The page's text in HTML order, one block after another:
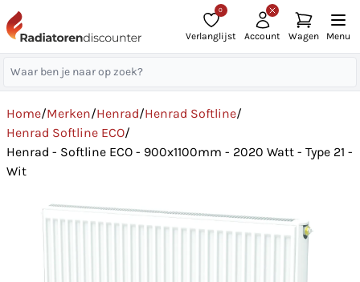
0
Verlanglijst Account Wagen Menu
Home/Merken/Henrad/Henrad Softline/
Henrad Softline ECO/
Henrad - Softline ECO - 900x1100mm - 2020 Watt - Type 21 -
Wit